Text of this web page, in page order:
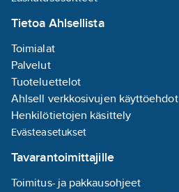
Tietoa Ahlsellista
Toimialat
Palvelut
Tuoteluettelot
Ahlsell verkkosivujen käyttöehdot
Henkilötietojen käsittely
Evästeasetukset
Tavarantoimittajille
Toimitus- ja pakkausohjeet